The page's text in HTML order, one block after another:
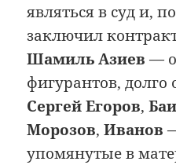
являться в суд и,
заключил
Шамиль Азиев —
фигурантов, долго
Сергей Егоров,
Морозов,Иванов
упомянутые в